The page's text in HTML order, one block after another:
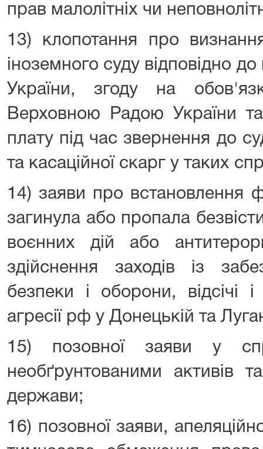
прав малолітніх чи
13) клопотання про
іноземного суду відповідно
України, згоду на
Верховною Радою України
плату під час звернення до
та касаційної скарг у таких
14) заяви про встановлення
загинула або пропала
воєнних дій або
здійснення заходів із
безпеки і оборони, відсічі
агресії рф у Донецькій та
15) позовної заяви у
необґрунтованими активів
держави;
16) позовної заяви,